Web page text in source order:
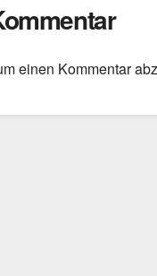
einen Kommentar